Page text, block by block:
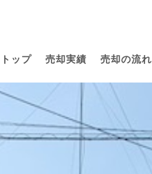
トップ 売却実績 売却の流れ